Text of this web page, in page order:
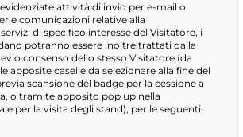
attività di invio per e-mail o
e comunicazioni relative alla
di specifico interesse del Visitatore, i
potranno essere inoltre trattati dalla
consenso dello stesso Visitatore (da
apposite caselle da selezionare alla fine del
scansione del badge per la cessione a
o tramite apposito pop up nella
per la visita degli stand), per le seguenti,